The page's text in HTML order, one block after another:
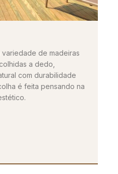
variedade de madeiras
a dedo,
com durabilidade
é feita pensando na